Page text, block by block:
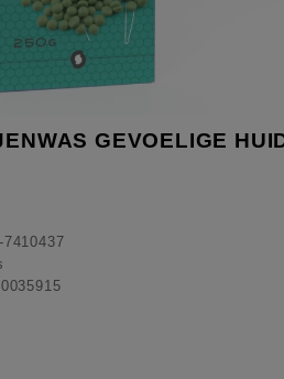
GEVOELIGE
7410437